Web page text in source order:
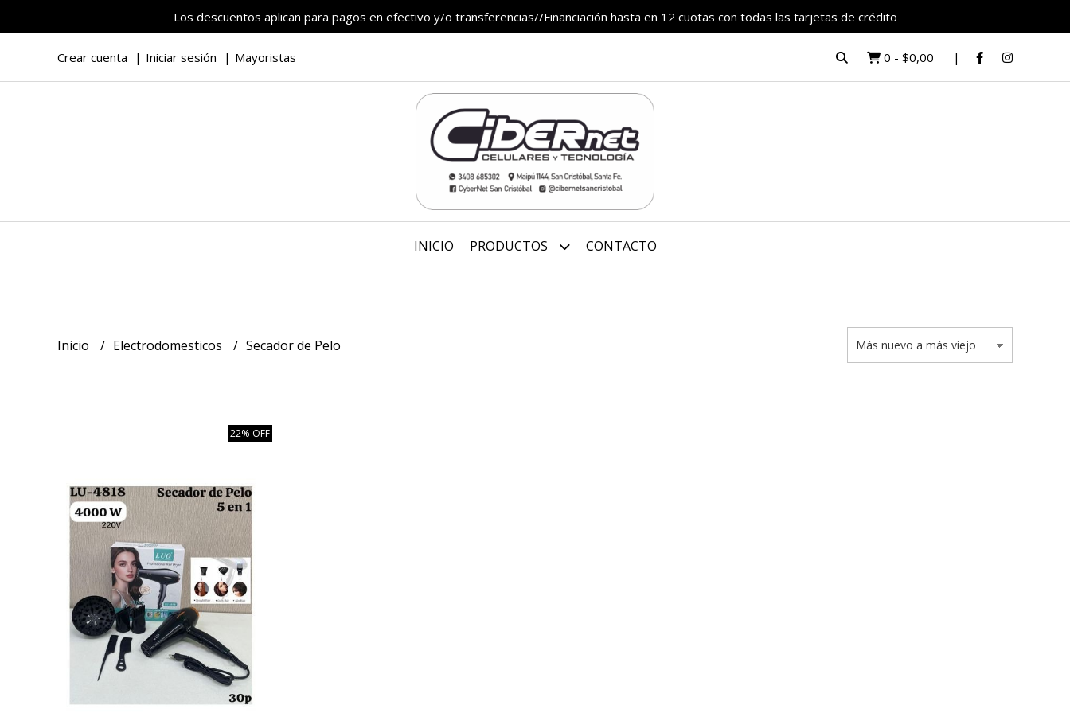
Los descuentos aplican para pagos en efectivo y/o transferencias//Financiación hasta en 12 cuotas con todas las tarjetas de crédito
Crear cuenta Iniciar sesión Mayoristas 0 - $0,00
INICIO PRODUCTOS CONTACTO
Inicio Electrodomesticos Secador de Pelo
22% OFF